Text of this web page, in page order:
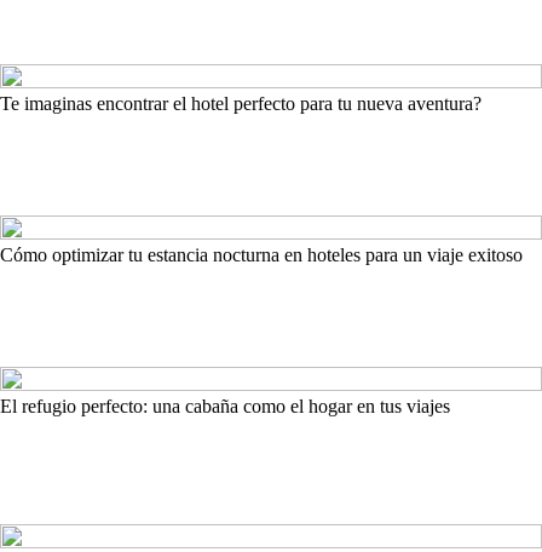
Te imaginas encontrar el hotel perfecto para tu nueva aventura?
Cómo optimizar tu estancia nocturna en hoteles para un viaje exitoso
El refugio perfecto: una cabaña como el hogar en tus viajes